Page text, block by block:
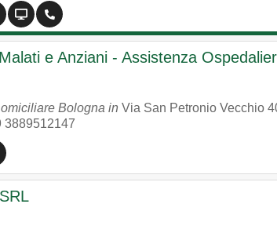
e Anziani - Assistenza
Bologna in Via San Petronio Vecchio
3889512147